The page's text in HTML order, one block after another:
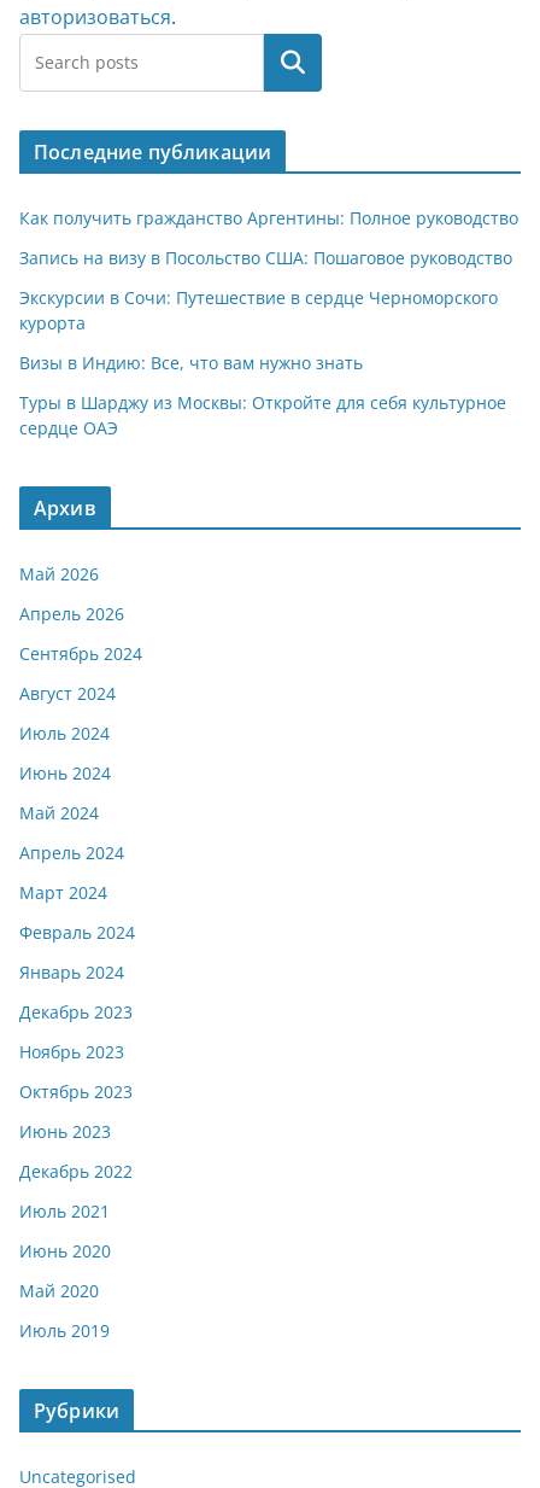
авторизоваться.
Поиск
Последние публикации
Как получить гражданство Аргентины: Полное руководство
Запись на визу в Посольство США: Пошаговое руководство
Экскурсии в Сочи: Путешествие в сердце Черноморского
курорта
Визы в Индию: Все, что вам нужно знать
Туры в Шарджу из Москвы: Откройте для себя культурное
сердце ОАЭ
Архив
Май 2026
Апрель 2026
Сентябрь 2024
Август 2024
Июль 2024
Июнь 2024
Май 2024
Апрель 2024
Март 2024
Февраль 2024
Январь 2024
Декабрь 2023
Ноябрь 2023
Октябрь 2023
Июнь 2023
Декабрь 2022
Июль 2021
Июнь 2020
Май 2020
Июль 2019
Рубрики
Uncategorised